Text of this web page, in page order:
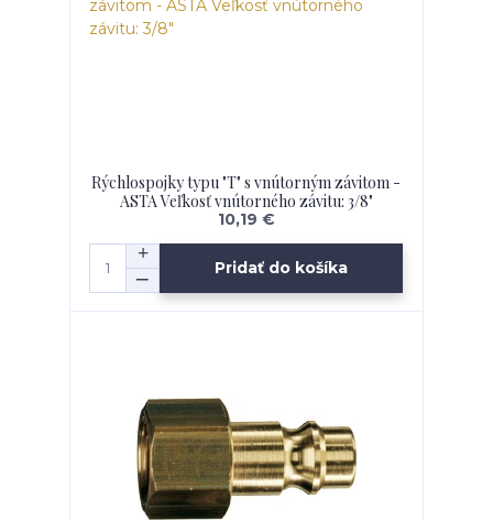
Rýchlospojky typu "T" s vnútorným závitom -
ASTA Veľkosť vnútorného závitu: 3/8"
10,19 €
Pridať do košíka